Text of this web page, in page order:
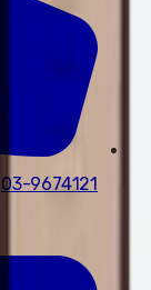
03-9674121